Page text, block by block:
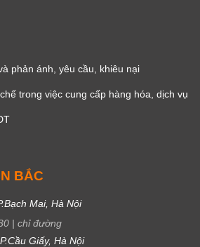
phản ánh, yêu cầu, khiêu nại
trong việc cung cấp hàng hóa, dịch vụ
BẮC
Mai, Hà Nội
| chỉ đường
Giấy, Hà Nội